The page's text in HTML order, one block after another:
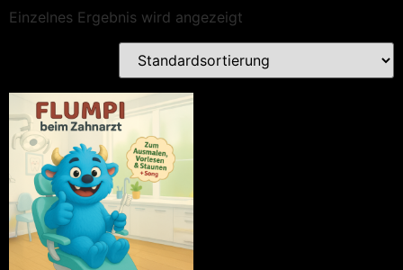
Einzelnes Ergebnis wird angezeigt